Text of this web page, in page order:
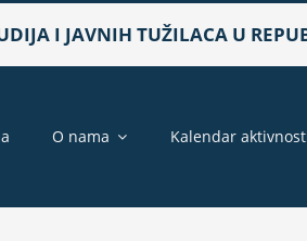
I JAVNIH TUŽILACA U
O nama Kalendar